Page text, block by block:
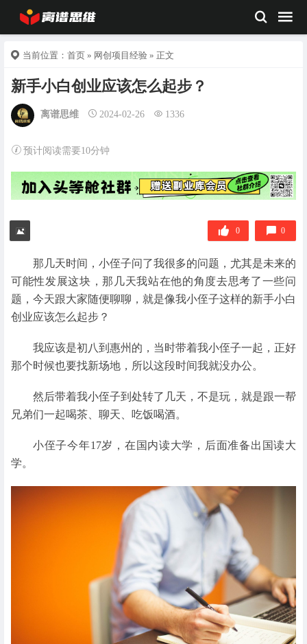
当前位置： 首页 » 网创项目经验 » 正文
新手小白创业应该怎么起步？
离谱思维 2024-02-26 1336
预计阅读需要10分钟
0 0
那几天时间，小侄子问了我很多的问题，尤其是未来的
可能性发展这块，那几天我站在他的角度去思考了一些问
题，今天跟大家随便聊聊，就是像我小侄子这样的新手小白
创业应该怎么起步？
我应该是初八到惠州的，当时带着我小侄子一起，正好
那个时候也要找新场地，所以这段时间我就没办公。
然后带着我小侄子到处转了几天，不是玩，就是跟一帮
兄弟们一起喝茶、聊天、吃饭喝酒。
小侄子今年17岁，在国内读大学，后面准备出国读大
学。